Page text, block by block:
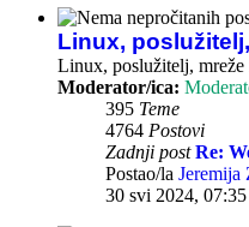
Linux,
Linux, poslužitelj, mreže
Moderator/ica:
395 Teme
4764 Postovi
Zadnji post Re:
Postao/la Jeremija
30 svi 2024, 07:35